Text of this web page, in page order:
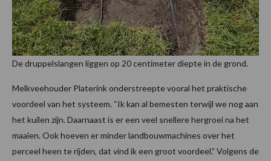
De druppelslangen liggen op 20 centimeter diepte in de grond.
Melkveehouder Platerink onderstreepte vooral het praktische
voordeel van het systeem. “Ik kan al bemesten terwijl we nog aan
het kuilen zijn. Daarnaast is er een veel snellere hergroei na het
maaien. Ook hoeven er minder landbouwmachines over het
perceel heen te rijden, dat vind ik een groot voordeel.” Volgens de